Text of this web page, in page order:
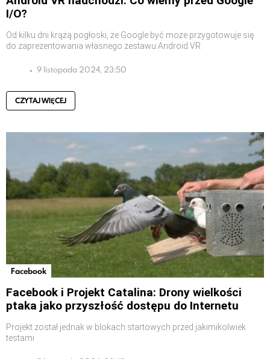
I/O?
Od kilku dni krążą pogłoski, że Google być może przygotowuje się
do zaprezentowania własnego zestawu Android VR
9 listopada 2024, 23:50
CZYTAJ WIĘCEJ
Facebook
Facebook i Projekt Catalina: Drony wielkości
ptaka jako przyszłość dostępu do Internetu
Projekt został jednak w blokach startowych przed jakimikolwiek
testami